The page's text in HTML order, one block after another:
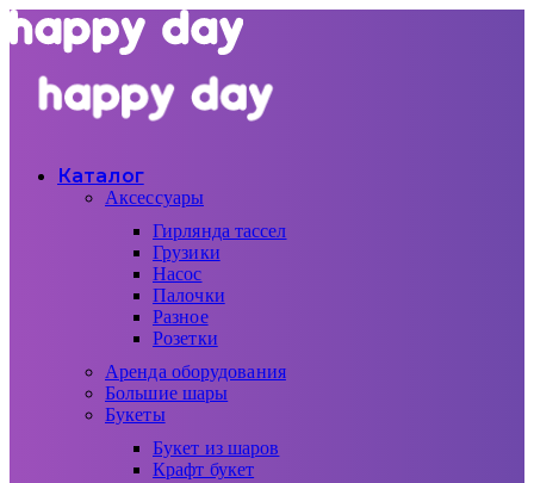
Каталог
Аксессуары
Гирлянда тассел
Грузики
Насос
Палочки
Разное
Розетки
Аренда оборудования
Большие шары
Букеты
Букет из шаров
Крафт букет